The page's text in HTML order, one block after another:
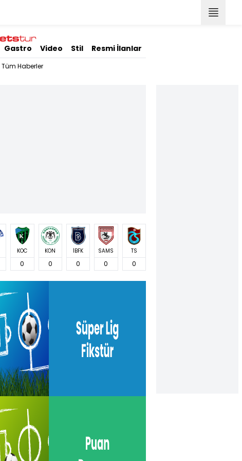
Gastro Video Stil Resmi İlanlar
Tüm Haberler
KOC
0
KON
0
İBFK
0
SAMS
0
TS
0